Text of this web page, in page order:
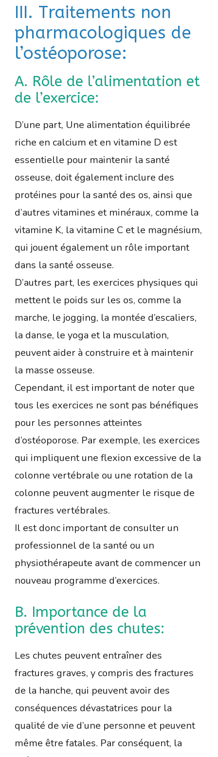
III. Traitements non
pharmacologiques de
l’ostéoporose:
A. Rôle de l’alimentation et
de l’exercice:
D’une part, Une alimentation équilibrée
riche en calcium et en vitamine D est
essentielle pour maintenir la santé
osseuse, doit également inclure des
protéines pour la santé des os, ainsi que
d’autres vitamines et minéraux, comme la
vitamine K, la vitamine C et le magnésium,
qui jouent également un rôle important
dans la santé osseuse.
D’autres part, les exercices physiques qui
mettent le poids sur les os, comme la
marche, le jogging, la montée d’escaliers,
la danse, le yoga et la musculation,
peuvent aider à construire et à maintenir
la masse osseuse.
Cependant, il est important de noter que
tous les exercices ne sont pas bénéfiques
pour les personnes atteintes
d’ostéoporose. Par exemple, les exercices
qui impliquent une flexion excessive de la
colonne vertébrale ou une rotation de la
colonne peuvent augmenter le risque de
fractures vertébrales.
Il est donc important de consulter un
professionnel de la santé ou un
physiothérapeute avant de commencer un
nouveau programme d’exercices.
B. Importance de la
prévention des chutes:
Les chutes peuvent entraîner des
fractures graves, y compris des fractures
de la hanche, qui peuvent avoir des
conséquences dévastatrices pour la
qualité de vie d’une personne et peuvent
même être fatales. Par conséquent, la